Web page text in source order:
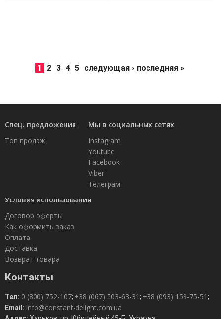
1 2 3 4 5 следующая › последняя »
Спец. предложения
Топ продаж
Мы в социальных сетях
Instagram
Youtube
Facebook
Viber
Телеграм
Условия использования
Договор оферты
Как оформить заказ
Оплата
Доставка
Возврат товара
Контакты
Тел: 0 (800) 752-107; +38 (067) 503-63-31; +38 (093) 158-75-51;
Email: info@constant-delight.com.ua